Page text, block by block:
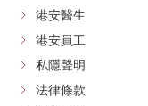
港安醫生
港安員工
私隱聲明
法律條款